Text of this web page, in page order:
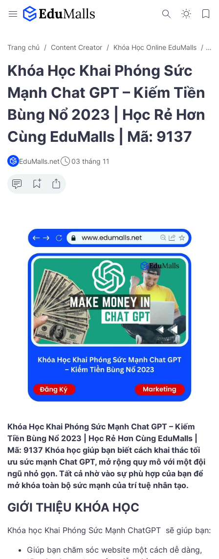
Trang chủ Content Creator Khóa Học Online EduMalls
Khóa Học Khai Phóng Sức
Mạnh Chat GPT – Kiếm Tiền
Bùng Nổ 2023 | Học Rẻ Hơn
Cùng EduMalls | Mã: 9137
EduMalls.net 03 tháng 11
Khóa Học Khai Phóng Sức Mạnh Chat GPT – Kiếm
Tiền Bùng Nổ 2023 | Học Rẻ Hơn Cùng EduMalls |
Mã: 9137 Khóa học giúp bạn biết cách khai thác tối
ưu sức mạnh Chat GPT, mở rộng quy mô với một đội
ngũ nhỏ gọn. Tất cả nhờ vào sự phù hợp của bạn để
mở khóa toàn bộ sức mạnh của trí tuệ nhân tạo.
GIỚI THIỆU KHÓA HỌC
Khóa học Khai Phóng Sức Mạnh ChatGPT sẽ giúp bạn:
Giúp bạn chăm sóc website một cách dễ dàng,